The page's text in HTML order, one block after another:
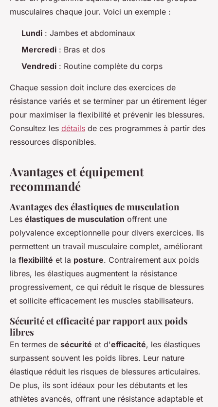
musculaires chaque jour. Voici un exemple :
Lundi : Jambes et abdominaux
Mercredi : Bras et dos
Vendredi : Routine complète du corps
Chaque session doit inclure des exercices de
résistance variés et se terminer par un étirement léger
pour maximiser la flexibilité et prévenir les blessures.
Consultez les détails de ces programmes à partir des
ressources disponibles.
Avantages et équipement
recommandé
Avantages des élastiques de musculation
Les élastiques de musculation offrent une
polyvalence exceptionnelle pour divers exercices. Ils
permettent un travail musculaire complet, améliorant
la flexibilité et la posture. Contrairement aux poids
libres, les élastiques augmentent la résistance
progressivement, ce qui réduit le risque de blessures
et sollicite efficacement les muscles stabilisateurs.
Sécurité et efficacité par rapport aux poids
libres
En termes de sécurité et d'efficacité, les élastiques
surpassent souvent les poids libres. Leur nature
élastique réduit les risques de blessures articulaires.
De plus, ils sont idéaux pour les débutants et les
athlètes avancés, offrant une résistance adaptable et